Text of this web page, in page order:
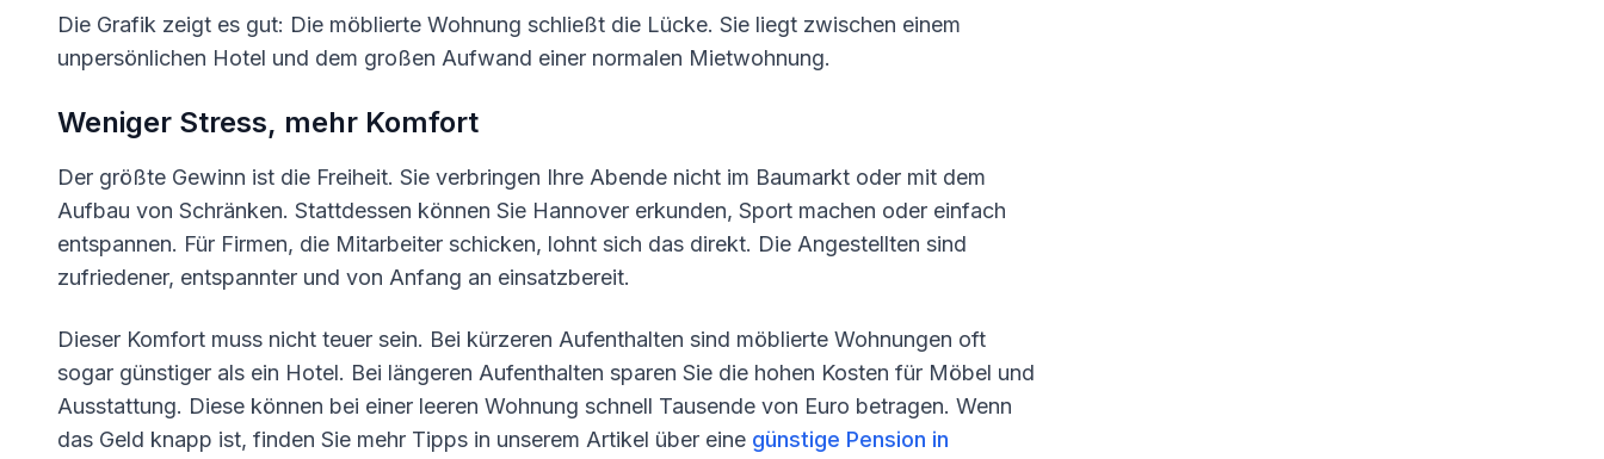
Die Grafik zeigt es gut: Die möblierte Wohnung schließt die Lücke. Sie liegt zwischen einem
unpersönlichen Hotel und dem großen Aufwand einer normalen Mietwohnung.
Weniger Stress, mehr Komfort
Der größte Gewinn ist die Freiheit. Sie verbringen Ihre Abende nicht im Baumarkt oder mit dem
Aufbau von Schränken. Stattdessen können Sie Hannover erkunden, Sport machen oder einfach
entspannen. Für Firmen, die Mitarbeiter schicken, lohnt sich das direkt. Die Angestellten sind
zufriedener, entspannter und von Anfang an einsatzbereit.
Dieser Komfort muss nicht teuer sein. Bei kürzeren Aufenthalten sind möblierte Wohnungen oft
sogar günstiger als ein Hotel. Bei längeren Aufenthalten sparen Sie die hohen Kosten für Möbel und
Ausstattung. Diese können bei einer leeren Wohnung schnell Tausende von Euro betragen. Wenn
das Geld knapp ist, finden Sie mehr Tipps in unserem Artikel über eine günstige Pension in